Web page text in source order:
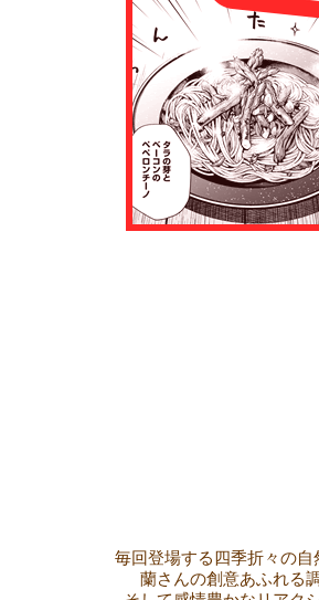
毎回登場する四季折々の自
蘭さんの創意あふれる調